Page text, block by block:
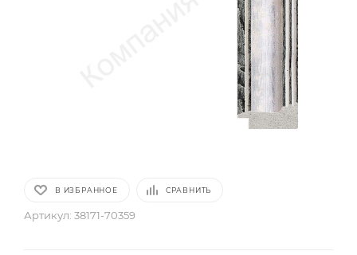
В ИЗБРАННОЕ СРАВНИТЬ
Артикул: 38171-70359